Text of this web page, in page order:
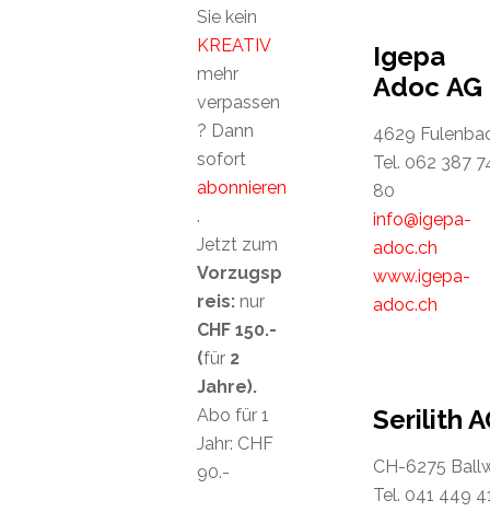
Igepa
Adoc AG
4629
Tel. 062 387
80
info@igepa-
adoc.ch
www.igepa-
adoc.ch
Serilith
CH-6275
Tel. 041 449
Sie kein
KREATIV
mehr
verpassen
? Dann
sofort
abonnieren
.
Jetzt zum
Vorzugsp
reis: nur
CHF 150.-
(für 2
Jahre).
Abo für 1
Jahr: CHF
90.-